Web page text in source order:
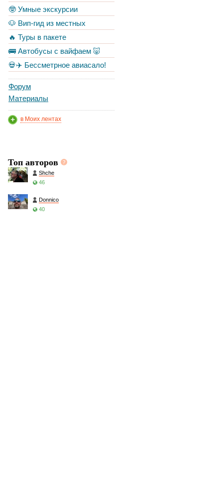
🤓 Умные экскурсии
🐶 Вип-гид из местных
🔥 Туры в пакете
🚌 Автобусы с вайфаем 🐷
💀✈️ Бессметрное авиасало!
Форум
Материалы
в Моих лентах
Топ авторов
Shche
46
Donnico
40